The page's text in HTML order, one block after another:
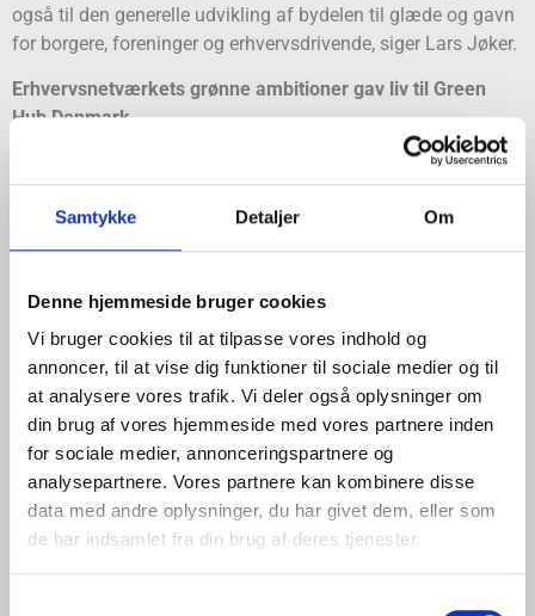
Samtykke Detaljer Om
Denne hjemmeside bruger cookies
Vi bruger cookies til at tilpasse vores indhold og
annoncer, til at vise dig funktioner til sociale medier og til
at analysere vores trafik. Vi deler også oplysninger om
din brug af vores hjemmeside med vores partnere inden
for sociale medier, annonceringspartnere og
analysepartnere. Vores partnere kan kombinere disse
data med andre oplysninger, du har givet dem, eller som
de har indsamlet fra din brug af deres tjenester.
også til den generelle udvikling af bydelen til glæde og gavn
for borgere, foreninger og erhvervsdrivende, siger Lars Jøker.
Erhvervsnetværkets grønne ambitioner gav liv til Green
Hub Denmark
ErhvervsNetværk 9220 blev stiftet i 2010 og har siden ageret
katalysator for en lang erhvervsfremmende aktiviteter i
Aalborg Øst-området. Det var eksempelvis blandt netværkets
bestyrelse og mange medlemmer, at frøet spirede til de
Green Hub Denmark.
I dag er Green Hub Denmark en anerkendt partnerkreds af
aktører, herunder Port of Aalborg, der med afsæt i Aalborg og
Nordjylland samarbejder om udviklingen af grønne
forretningsmodeller og løsninger.
Og ifølge Lars Jøker er netop Green Hub Denmark et godt
eksempel på, hvad ErhvervsNetværk 9220 er i stand til at
udrette: